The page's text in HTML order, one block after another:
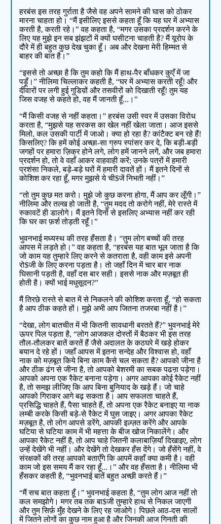
हरबंस इस तरह गुर्राता है जैसे वह अपने सामने की घास को ठोकर
मारना चाहता हो। “मैं इसीलिए इससे कहता हूँ कि यह घर में अभ्यास
करती है, करती रहे।” वह कहता है, “मगर उसका प्रदर्शन करने के
लिए यह मुझे इन सब झंझटों में क्यों घसीटना चाहती है? मैं यूरोप के
दौरे में ही बहुत कुछ देख चुका हूँ। अब और देखना मेरी हिम्मत से
बाहर की बात है।”
“इससे तो अच्छा है कि तुम कहो कि मैं हाथ-पैर बाँधकर कुएँ में जा
पड़ूँ।” नीलिमा चिल्लाकर कहती है, “घर में अभ्यास करती रहूँ! और
दीवारों पर लगी हुई गुडिय़ों और तसवीरों को दिखाती रहूँ! तुम यह
जिस वजह से कहते हो, वह मैं जानती हूँ...।”
“मैं किसी वजह से नहीं कहता।” हरबंस उसी स्वर में उसका विरोध
करता है, “मुझसे यह सरकस का खेल नहीं खेला जाता। आज इससे
मिलो, कल उसकी पार्टी में जाओ। क्या हो रहा है? कांटैक्ट बन रहे हैं!
किसलिए? कि हमें कोई अच्छा-सा ग्रुप स्पांसर कर दे, कि बड़ी-बड़ी
जगहों पर हमारा ज़िक्र होने लगे, लोग हमें जानने लगें, और जब हमारा
प्रदर्शन हो, तो वे वहाँ आकर वाहवाही करें; उनके पत्रों में हमारी
प्रशंसा निकले, बड़े-बड़े घरों में हमारी दावतें हों। मैं इतने दिनों से
कोशिश कर रहा हूँ, मगर मुझसे ये ची$जें निभती नहीं।”
“तो तुम कुछ मत करो। मुझे जो कुछ करना होगा, मैं आप कर लूँगी।”
नीलिमा और तल्ख हो जाती है, “तुम मदद तो करोगे नहीं, मेरे रास्ते में
रुकावटें ही डालोगे। मैं इतने दिनों से इसलिए अभ्यास नहीं कर रही
कि घर का फ़र्श तोड़ती रहूँ।”
भुवनभाई मध्यस्थ की तरह हँसता है। “तुम लोग बच्चों की तरह
आपस में लड़ते हो।” वह कहता है, “हरबंस यह बात भूल जाता है कि
जो काम यह तुम्हारे लिए करने से कतराता है, वही काम इसे अपनी
रो$जी के लिए करना पड़ता है। तो जहाँ दिन में चार बार नाक
घिसानी पड़ती है, वहाँ दस बार सही। इससे नाक और मज़बूत ही
होती है। क्यों भाई मधुसूदन?”
मैं तिरछे रास्ते से बात में से निकलने की कोशिश करता हूँ, “हो सकता
है आप ठीक कहते हों। मुझे अभी आप जितना तजरबा नहीं है।”
“देखा, लोग बातचीत में भी कितनी सावधानी बरतते हैं?” भुवनभाई मेरे
ऊपर पिल पड़ता है, “लोग आजकल दोस्तों में बैठकर भी इस तरह
तौल-तौलकर बातें करतें हैं जैसे अदालत के कठघरे में खड़े होकर
बयान दे रहे हों। जहाँ आपस में इतना सन्देह और विश्वास हो, वहाँ
नाक को मज़बूत किये बिना काम कैसे चल सकता है? आपको जीना है
और ठीक ढंग से जीना है, तो आपको बेशरमी का सबक पढऩा पड़ेगा।
आपको अपना एक रैकेट बनाना पड़ेगा। अगर आपका कोई रैकेट नहीं
है, तो समझ लीजिए कि आप बिना बुनियाद के खड़े हैं। जो चाहे
आपको गिराकर आगे बढ़ सकता है। आप सफलता चाहते हैं,
प्रसिद्धि चाहते हैं, पैसा चाहते हैं, तो अपना एक रैकेट बनाइए या नाक
लम्बी करके किसी बड़े-से रैकेट में घुस जाइए। अगर आपका रैकेट
मज़बूत है, तो लोग आपसे डरेंगे, आपकी इज़्ज़त करेंगे और आपके
घटिया से घटिया काम में भी महत्ता के बीज खोज निकालेंगे। और
आपका रैकेट नहीं है, तो आप चाहे जितनी कलाबाज़ियाँ दिखाइए, लोग
उन्हें देखेंगे भी नहीं। और देखेंगे तो देखकर हँस देंगे। जो हँसेंगे नहीं, वे
संरक्षकों की तरह आपको बताएँगे कि आपमें कहाँ क्या कमी है। वही
काम जो इस समय मैं कर रहा हूँ...।” और वह हँसता है। नीलिमा भी
हँसकर कहती है, “भुवनभाई बातें बहुत अच्छी करते हैं।”
“मैं सच बात कहता हूँ।” भुवनभाई कहता है, “तुम लोग आज नहीं तो
कल समझोगे। मगर तब तक बा$जी तुम्हारे हाथ से निकल जाएगी
और तुम सिर्फ़ मुँह देखने के लिए रह जाओगे। पिछले आठ-दस सालों
में जितने लोगों का कुछ नाम हुआ है और जिनकी आज गिनती की